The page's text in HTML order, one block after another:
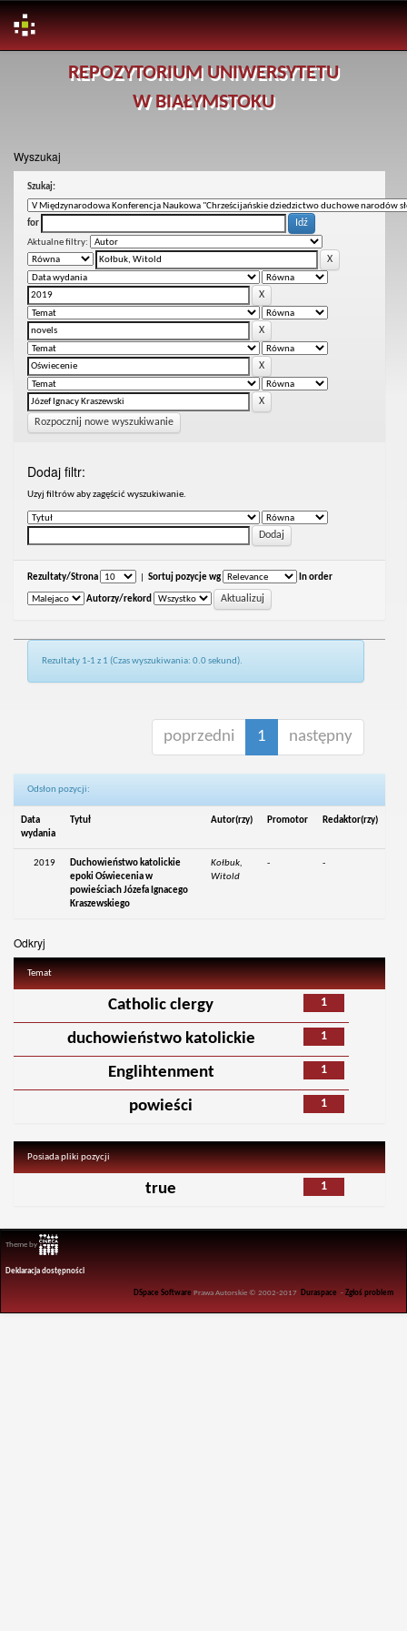
REPOZYTORIUM UNIWERSYTETU
W BIAŁYMSTOKU
Wyszukaj
Szukaj:
for
Aktualne filtry:
Rozpocznij nowe wyszukiwanie
Dodaj filtr:
Uzyj filtrów aby zagęścić wyszukiwanie.
Rezultaty/Strona Sortuj pozycje wg In order
Autorzy/rekord
Rezultaty 1-1 z 1 (Czas wyszukiwania: 0.0 sekund).
poprzedni 1 następny
Odsłon pozycji:
Data
wydania
Tytuł Autor(rzy) Promotor Redaktor(rzy)
2019
Duchowieństwo katolickie
epoki Oświecenia w
powieściach Józefa Ignacego
Kraszewskiego
Kołbuk,
Witold
- -
Odkryj
Temat
1
Catholic clergy
1
duchowieństwo katolickie
1
Englihtenment
1
powieści
Posiada pliki pozycji
1
true
Theme by
Deklaracja dostępności
DSpace Software Prawa Autorskie © 2002-2017 Duraspace -Zgłoś problem